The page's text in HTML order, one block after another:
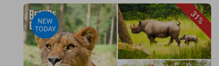
31%
NEW
TODAY